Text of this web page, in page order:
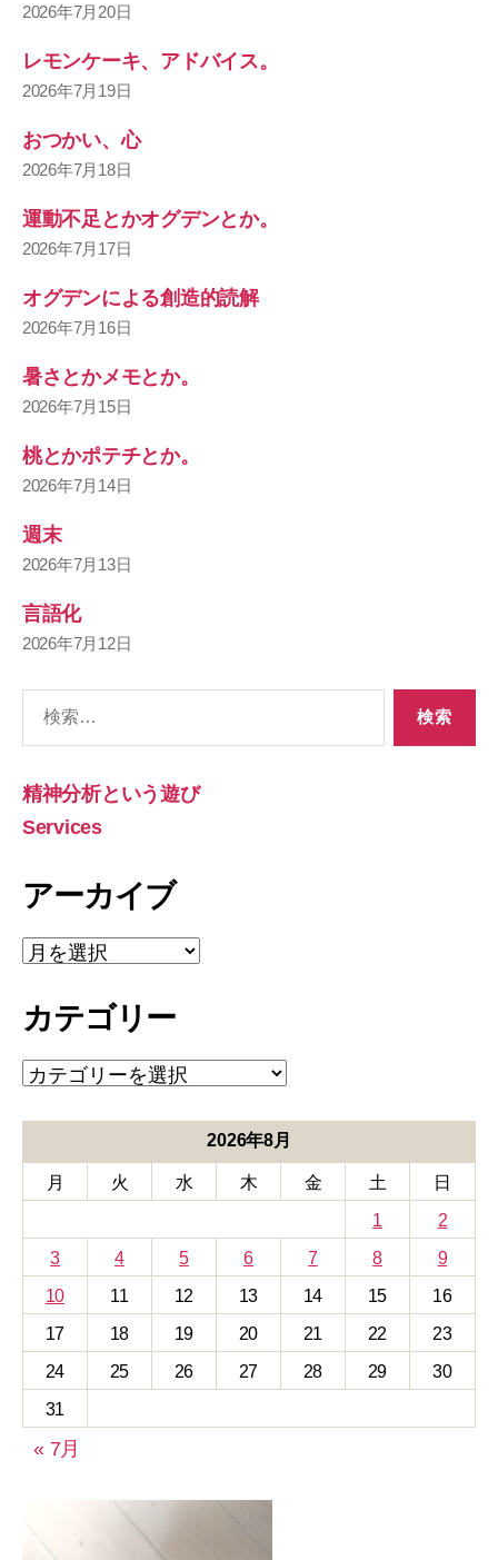
2026年7月20日
レモンケーキ、アドバイス。
2026年7月19日
おつかい、心
2026年7月18日
運動不足とかオグデンとか。
2026年7月17日
オグデンによる創造的読解
2026年7月16日
暑さとかメモとか。
2026年7月15日
桃とかポテチとか。
2026年7月14日
週末
2026年7月13日
言語化
2026年7月12日
象:
精神分析という遊び
Services
アーカイブ
ア
ー
イ
カテゴリー
カ
テ
ー
2026年8月
月 火 水 木 金 土
日
1
2
3
4 5 6 7 8
9
10
11 12 13 14 15
16
17
18 19 20 21 22
23
24
25 26 27 28 29
30
31
« 7月